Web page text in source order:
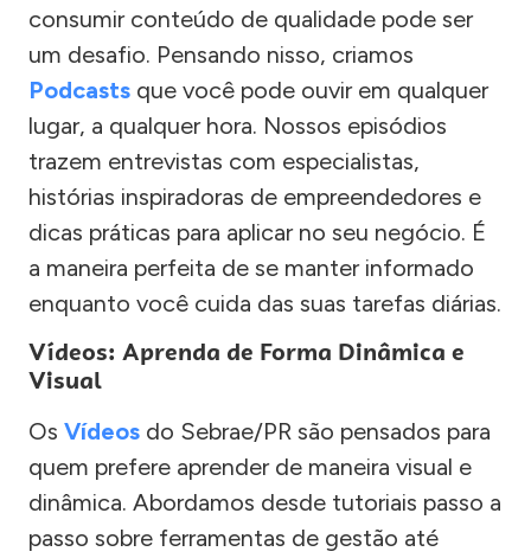
consumir conteúdo de qualidade pode ser
um desafio. Pensando nisso, criamos
Podcasts que você pode ouvir em qualquer
lugar, a qualquer hora. Nossos episódios
trazem entrevistas com especialistas,
histórias inspiradoras de empreendedores e
dicas práticas para aplicar no seu negócio. É
a maneira perfeita de se manter informado
enquanto você cuida das suas tarefas diárias.
Vídeos: Aprenda de Forma Dinâmica e
Visual
Os Vídeos do Sebrae/PR são pensados para
quem prefere aprender de maneira visual e
dinâmica. Abordamos desde tutoriais passo a
passo sobre ferramentas de gestão até